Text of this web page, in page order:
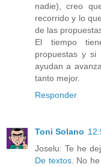
nadie), creo
recorrido y lo
de las
El tiempo
propuestas y si
ayudan a
tanto mejor.
Responder
Toni Solano
Joselu: Te he
De textos. No